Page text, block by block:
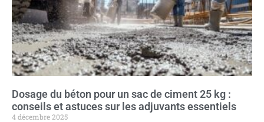
Dosage du béton pour un sac de ciment 25 kg :
conseils et astuces sur les adjuvants essentiels
4 décembre 2025